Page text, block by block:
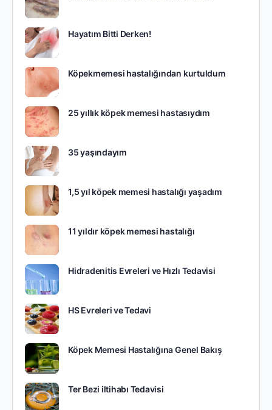
Hayatım Bitti Derken!
Köpekmemesi hastalığından kurtuldum
25 yıllık köpek memesi hastasıydım
35 yaşındayım
1,5 yıl köpek memesi hastalığı yaşadım
11 yıldır köpek memesi hastalığı
Hidradenitis Evreleri ve Hızlı Tedavisi
HS Evreleri ve Tedavi
Köpek Memesi Hastalığına Genel Bakış
Ter Bezi iltihabı Tedavisi